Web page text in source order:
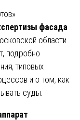
фасада
области.
подробно
типовых
и о том, как
суды.